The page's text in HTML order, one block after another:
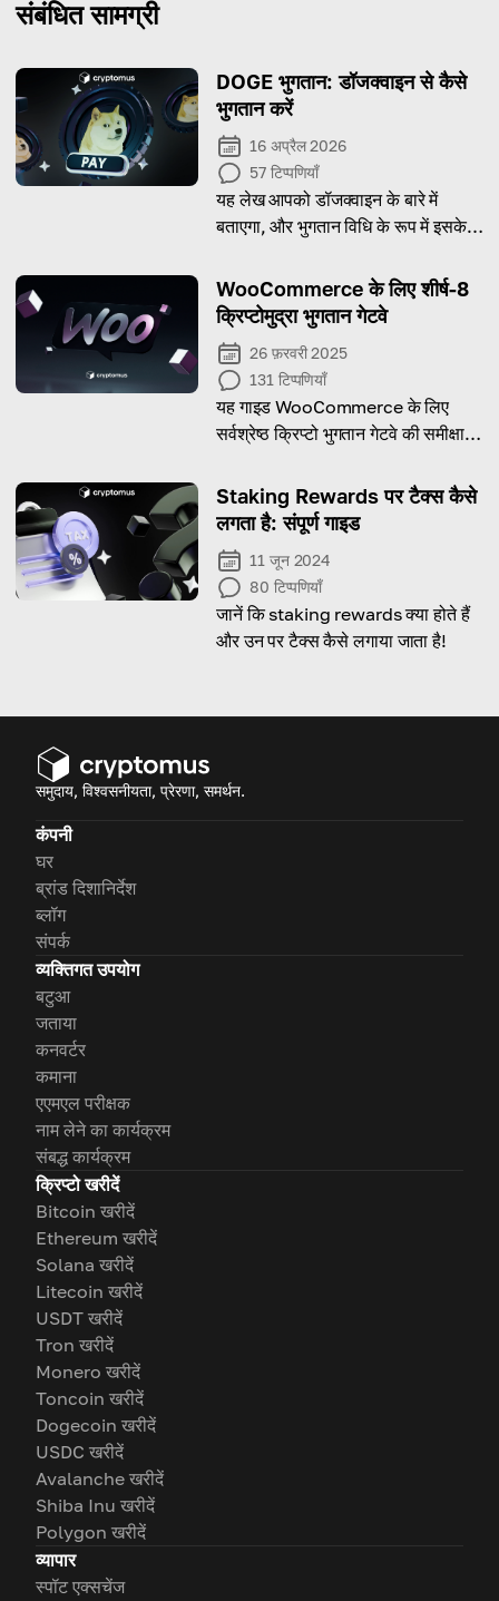
संबंधित सामग्री
DOGE भुगतान: डॉजक्वाइन से कैसे
भुगतान करें
16 अप्रैल 2026
57 टिप्पणियाँ
यह लेख आपको डॉजक्वाइन के बारे में
बताएगा, और भुगतान विधि के रूप में इसके
WooCommerce के लिए शीर्ष-8
क्रिप्टोमुद्रा भुगतान गेटवे
26 फ़रवरी 2025
131 टिप्पणियाँ
यह गाइड WooCommerce के लिए
सर्वश्रेष्ठ क्रिप्टो भुगतान गेटवे की समीक्षा
अनुसार सही विकल्प चुन सकें!
Staking Rewards पर टैक्स कैसे
लगता है: संपूर्ण गाइड
11 जून 2024
80 टिप्पणियाँ
जानें कि staking rewards क्या होते हैं
और उन पर टैक्स कैसे लगाया जाता है!
समुदाय, विश्वसनीयता, प्रेरणा, समर्थन.
कंपनी
घर
ब्रांड दिशानिर्देश
ब्लॉग
संपर्क
व्यक्तिगत उपयोग
बटुआ
जताया
कनवर्टर
कमाना
एएमएल परीक्षक
नाम लेने का कार्यक्रम
संबद्ध कार्यक्रम
क्रिप्टो खरीदें
Bitcoin खरीदें
Ethereum खरीदें
Solana खरीदें
Litecoin खरीदें
USDT खरीदें
Tron खरीदें
Monero खरीदें
Toncoin खरीदें
Dogecoin खरीदें
USDC खरीदें
Avalanche खरीदें
Shiba Inu खरीदें
Polygon खरीदें
व्यापार
स्पॉट एक्सचेंज